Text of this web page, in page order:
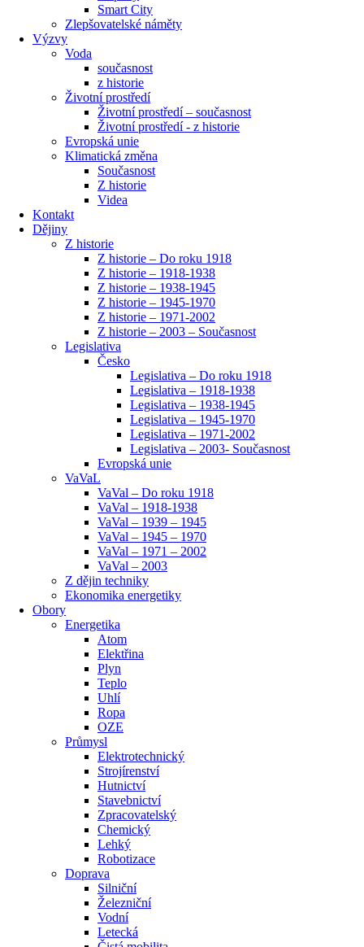
Smart City
Zlepšovatelské náměty
Výzvy
Voda
současnost
z historie
Životní prostředí
Životní prostředí – současnost
Životní prostředí ​- z historie
Evropská unie
Klimatická změna
Současnost
Z historie
Videa
Kontakt
Dějiny
Z historie
Z historie – Do roku 1918
Z historie – 1918-1938
Z historie – 1938-1945
Z historie – 1945-1970
Z historie – 1971-2002
Z historie – 2003 – Současnost
Legislativa
Česko
Legislativa – Do roku 1918
Legislativa – 1918-1938
Legislativa – 1938-1945
Legislativa – 1945-1970
Legislativa – 1971-2002
Legislativa – 2003- Současnost
Evropská unie
VaVaL
VaVal – Do roku 1918
VaVal – 1918-1938
VaVal – 1939 – 1945
VaVal – 1945 – 1970
VaVal – 1971 – 2002
VaVal – 2003
Z dějin techniky
Ekonomika energetiky
Obory
Energetika
Atom
Elektřina
Plyn
Teplo
Uhlí
Ropa
OZE
Průmysl
Elektrotechnický
Strojírenství
Hutnictví
Stavebnictví
Zpracovatelský
Chemický
Lehký
Robotizace
Doprava
Silniční
Železniční
Vodní
Letecká